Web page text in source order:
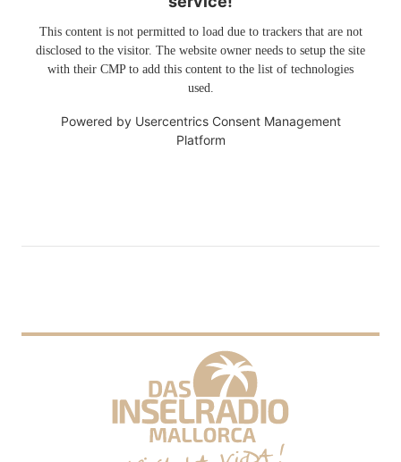
This content is not permitted to load due to trackers that are not
disclosed to the visitor. The website owner needs to setup the site
with their CMP to add this content to the list of technologies
used.
Powered by Usercentrics Consent Management
Platform